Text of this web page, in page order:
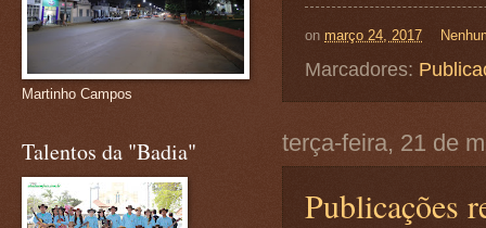
on março 24, 2017
Marcadores:
terça-feira, 21 de
Publicações
Martinho Campos
Talentos da "Badia"